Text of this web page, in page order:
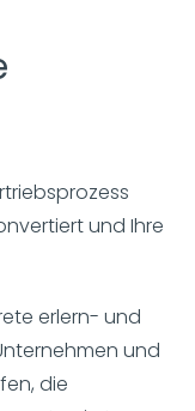
und Ihre
erlern- und
und
die